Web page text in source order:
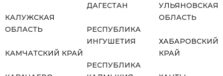
КАЛУЖСКАЯ
ОБЛАСТЬ
КАМЧАТСКИЙ КРАЙ
ДАГЕСТАН
РЕСПУБЛИКА
ИНГУШЕТИЯ
РЕСПУБЛИКА
УЛЬЯНОВСКАЯ
ОБЛАСТЬ
ХАБАРОВСКИЙ
КРАЙ